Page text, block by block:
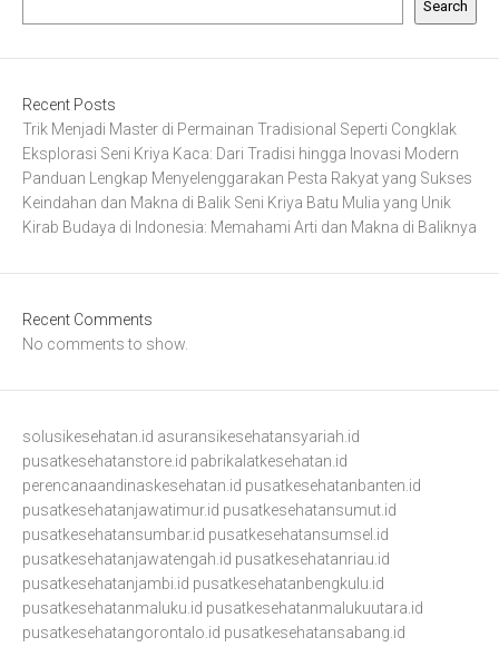
Search
Recent Posts
Trik Menjadi Master di Permainan Tradisional Seperti Congklak
Eksplorasi Seni Kriya Kaca: Dari Tradisi hingga Inovasi Modern
Panduan Lengkap Menyelenggarakan Pesta Rakyat yang Sukses
Keindahan dan Makna di Balik Seni Kriya Batu Mulia yang Unik
Kirab Budaya di Indonesia: Memahami Arti dan Makna di Baliknya
Recent Comments
No comments to show.
solusikesehatan.id asuransikesehatansyariah.id
pusatkesehatanstore.id pabrikalatkesehatan.id
perencanaandinaskesehatan.id pusatkesehatanbanten.id
pusatkesehatanjawatimur.id pusatkesehatansumut.id
pusatkesehatansumbar.id pusatkesehatansumsel.id
pusatkesehatanjawatengah.id pusatkesehatanriau.id
pusatkesehatanjambi.id pusatkesehatanbengkulu.id
pusatkesehatanmaluku.id pusatkesehatanmalukuutara.id
pusatkesehatangorontalo.id pusatkesehatansabang.id